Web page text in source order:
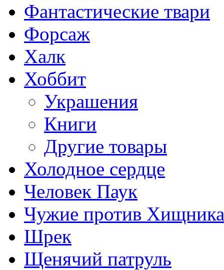
Фантастические твари
Форсаж
Халк
Хоббит
Украшения
Книги
Другие товары
Холодное сердце
Человек Паук
Чужие против Хищника
Шрек
Щенячий патруль